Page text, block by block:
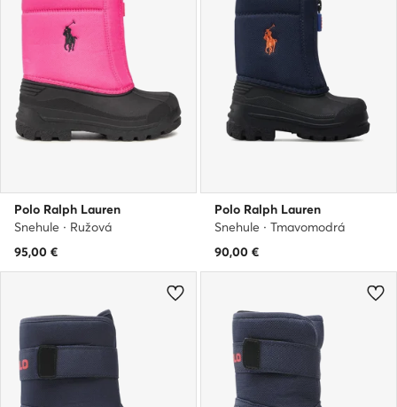
Polo Ralph Lauren
Snehule · Ružová
95,00 €
Polo Ralph Lauren
Snehule · Tmavomodrá
90,00 €